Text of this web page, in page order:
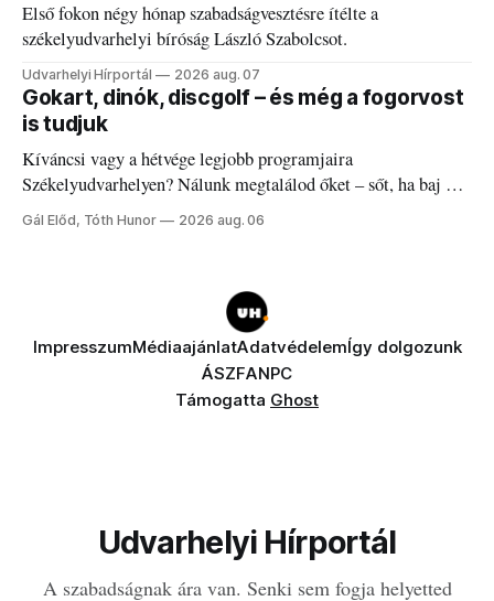
Első fokon négy hónap szabadságvesztésre ítélte a
székelyudvarhelyi bíróság László Szabolcsot.
Udvarhelyi Hírportál 2026 aug. 07
Gokart, dinók, discgolf – és még a fogorvost
is tudjuk
Kíváncsi vagy a hétvége legjobb programjaira
Székelyudvarhelyen? Nálunk megtalálod őket – sőt, ha baj van
a fogaddal, a fogorvosi ügyeletet is!
Gál Előd, Tóth Hunor 2026 aug. 06
ImpresszumMédiaajánlatAdatvédelemÍgy dolgozunk
ÁSZFANPC
Támogatta Ghost
Udvarhelyi Hírportál
A szabadságnak ára van. Senki sem fogja helyetted